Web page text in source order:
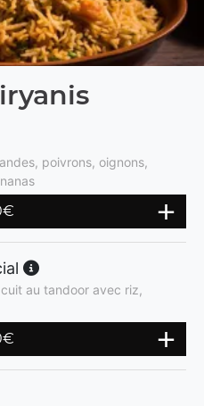
poivrons, oignons,
€
au tandoor avec riz,
€